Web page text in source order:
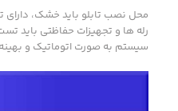
محل نصب تابلو باید خشک،
سیستم به صورت اتوماتیک و